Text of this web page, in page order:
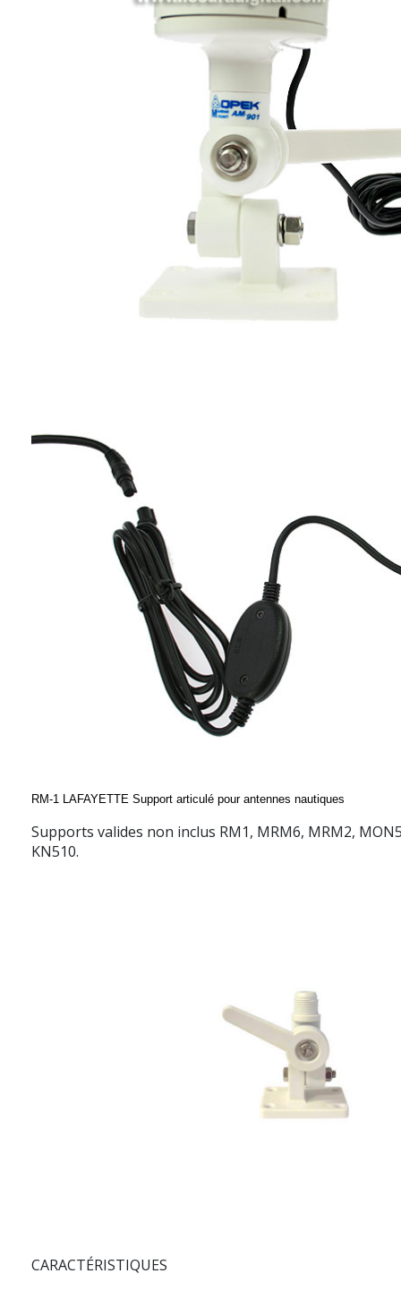
RM-1 LAFAYETTE Support articulé pour antennes nautiques
Supports valides non inclus RM1, MRM6, MRM2,
KN510.
CARACTÉRISTIQUES